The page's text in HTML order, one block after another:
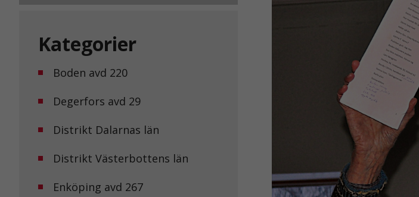
Kategorier
Boden avd 220
Degerfors avd 29
Distrikt Dalarnas län
Distrikt Västerbottens län
Enköping avd 267